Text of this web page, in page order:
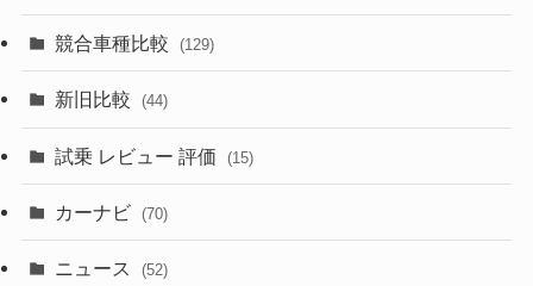
(328)
(253)
(85)
(84)
(50)
(43)
(58)
(28)
(3)
(3) (5)
(7)
競合車種比較 (129)
新旧比較 (44)
試乗 レビュー 評価 (15)
カーナビ (70)
ニュース (52)